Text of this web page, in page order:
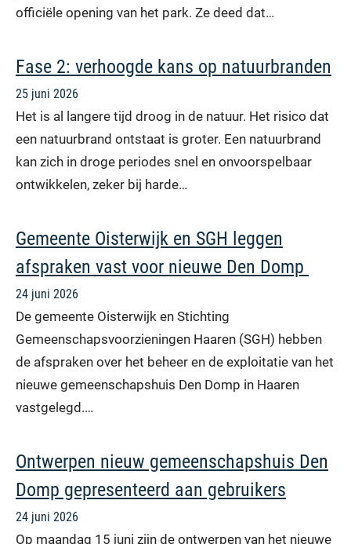
officiële opening van het park. Ze deed dat…
Fase 2: verhoogde kans op natuurbranden
25 juni 2026
Het is al langere tijd droog in de natuur. Het risico dat
een natuurbrand ontstaat is groter. Een natuurbrand
kan zich in droge periodes snel en onvoorspelbaar
ontwikkelen, zeker bij harde…
Gemeente Oisterwijk en SGH leggen
afspraken vast voor nieuwe Den Domp
24 juni 2026
De gemeente Oisterwijk en Stichting
Gemeenschapsvoorzieningen Haaren (SGH) hebben
de afspraken over het beheer en de exploitatie van het
nieuwe gemeenschapshuis Den Domp in Haaren
vastgelegd.…
Ontwerpen nieuw gemeenschapshuis Den
Domp gepresenteerd aan gebruikers
24 juni 2026
Op maandag 15 juni zijn de ontwerpen van het nieuwe